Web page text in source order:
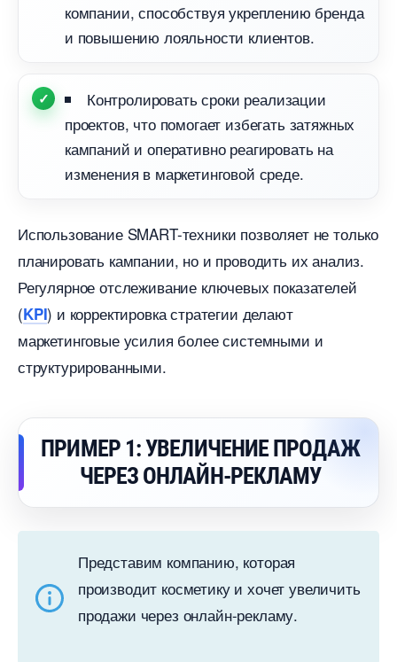
компании, способствуя укреплению бренда
и повышению лояльности клиентов.
Контролировать сроки реализации
проектов, что помогает избегать затяжных
кампаний и оперативно реагировать на
изменения в маркетинговой среде.
Использование SMART-техники позволяет не только
планировать кампании, но и проводить их анализ.
Регулярное отслеживание ключевых показателей
(KPI) и корректировка стратегии делают
маркетинговые усилия более системными и
структурированными.
ПРИМЕР 1: УВЕЛИЧЕНИЕ ПРОДАЖ
ЧЕРЕЗ ОНЛАЙН-РЕКЛАМУ
Представим компанию, которая
производит косметику и хочет увеличить
продажи через онлайн-рекламу.